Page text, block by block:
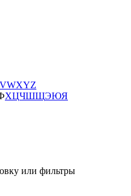
VWXYZ
ХЦЧШЩЭЮЯ
или фильтры